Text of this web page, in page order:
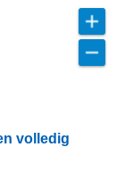
volledig